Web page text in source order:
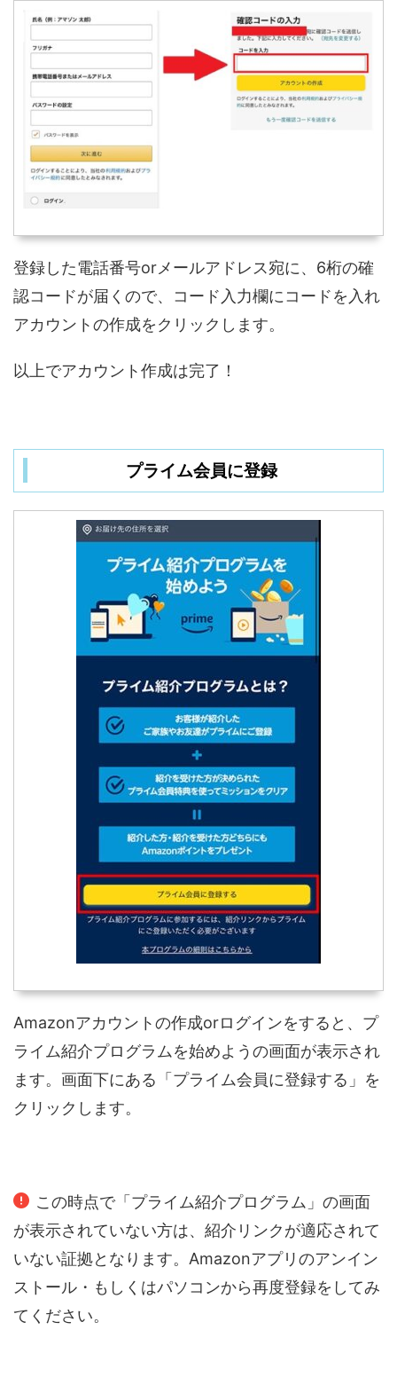
登録した電話番号orメールアドレス宛に、6桁の確
認コードが届くので、コード入力欄にコードを入れ
アカウントの作成をクリックします。
以上でアカウント作成は完了！
プライム会員に登録
Amazonアカウントの作成orログインをすると、プ
ライム紹介プログラムを始めようの画面が表示され
ます。画面下にある「プライム会員に登録する」を
クリックします。
この時点で「プライム紹介プログラム」の画面
が表示されていない方は、紹介リンクが適応されて
いない証拠となります。Amazonアプリのアンイン
ストール・もしくはパソコンから再度登録をしてみ
てください。